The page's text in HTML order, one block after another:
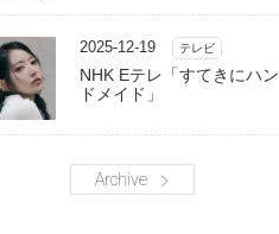
2025-12-19 テレビ
NHK Eテレ「すてきにハン
ドメイド」
Archive